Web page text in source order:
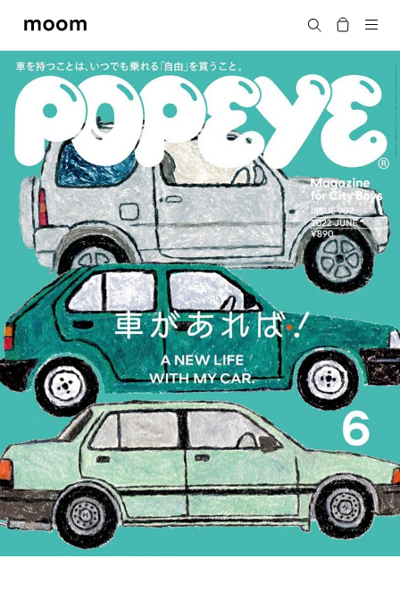
moom
bookshop
Search